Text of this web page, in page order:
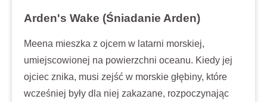
Arden's Wake (Śniadanie Arden)
Meena mieszka z ojcem w latarni morskiej,
umiejscowionej na powierzchni oceanu. Kiedy jej
ojciec znika, musi zejść w morskie głębiny, które
wcześniej były dla niej zakazane, rozpoczynając